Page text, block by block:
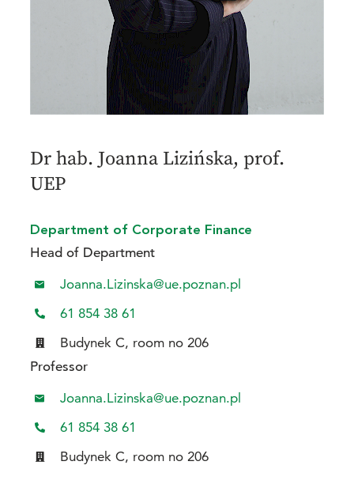
Dr hab. Joanna Lizińska, prof.
UEP
Department of Corporate Finance
Head of Department
Joanna.Lizinska@ue.poznan.pl
61 854 38 61
Budynek C, room no 206
Professor
Joanna.Lizinska@ue.poznan.pl
61 854 38 61
Budynek C, room no 206